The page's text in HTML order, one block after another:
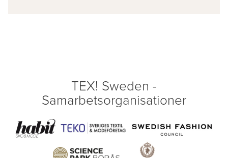
TEX! Sweden -
Samarbetsorganisationer